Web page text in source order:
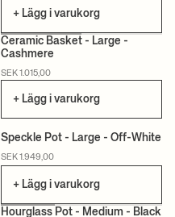
+ Lägg i varukorg
Ceramic Basket - Large -
Cashmere
SEK 1.015,00
+ Lägg i varukorg
Speckle Pot - Large - Off-White
SEK 1.949,00
+ Lägg i varukorg
Hourglass Pot - Medium - Black